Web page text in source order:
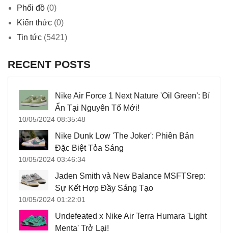
Phối đồ (0)
Kiến thức (0)
Tin tức (5421)
RECENT POSTS
Nike Air Force 1 Next Nature 'Oil Green': Bí
Ẩn Tại Nguyên Tố Mới!
10/05/2024 08:35:48
Nike Dunk Low 'The Joker': Phiên Bản
Đặc Biệt Tỏa Sáng
10/05/2024 03:46:34
Jaden Smith và New Balance MSFTSrep:
Sự Kết Hợp Đầy Sáng Tạo
10/05/2024 01:22:01
Undefeated x Nike Air Terra Humara 'Light
Menta' Trở Lại!